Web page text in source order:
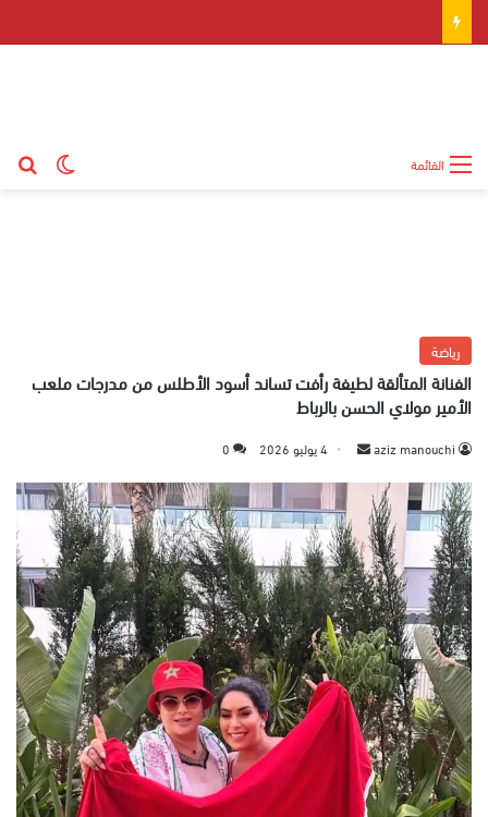
القائمة
رياضة
الفنانة المتألقة لطيفة رأفت تساند أسود الأطلس من مدرجات ملعب
الأمير مولاي الحسن بالرباط
aziz manouchi
ل
ب
ر
ي
د
ا
إ
ل
ك
ت
4 يوليو 2026 0